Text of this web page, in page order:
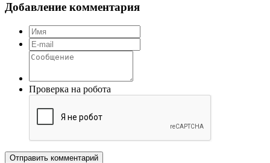
Добавление комментария
Проверка на робота
Отправить комментарий